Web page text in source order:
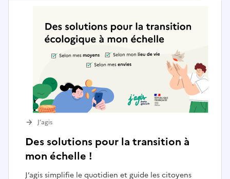
Des solutions pour la transition à
mon échelle !
J’agis simplifie le quotidien et guide les citoyens
J’agis